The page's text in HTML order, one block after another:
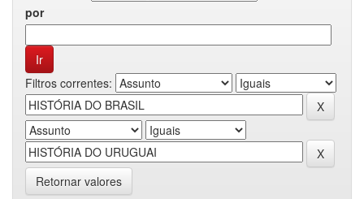
por
Filtros correntes:
Retornar valores